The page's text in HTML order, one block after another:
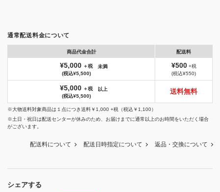
シェアする
通常配送料金について
商品代金合計 配送料
¥5,000 ＋税
(税込¥5,500)
未満 ¥500+税
(税込¥550)
¥5,000 ＋税
(税込¥5,500)
以上 送料無料
※大物送料対象商品は１点につき送料￥1,000 +税（税込￥1,100）
※土日・祝日は配送センターが休みのため、お届けまでに通常以上のお時間をいただく場合
がございます。
配送料について 配送日時指定について 返品・交換について